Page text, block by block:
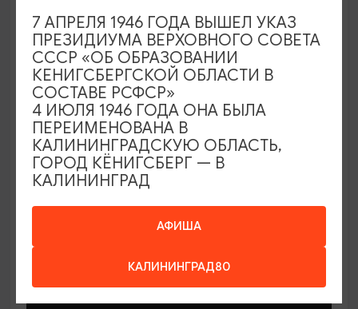
МАСТЕР-КЛАССЫ
Мастер-классы по керамике Елены
Бодяковой
Калининград, ул. Баранова, 45
АФИША
КАЛИНИНГРАД80
7 АПРЕЛЯ 1946 ГОДА ВЫШЕЛ УКАЗ
ПРЕЗИДИУМА ВЕРХОВНОГО СОВЕТА
СССР «ОБ ОБРАЗОВАНИИ
КЕНИГСБЕРГСКОЙ ОБЛАСТИ В
СОСТАВЕ РСФСР»
4 ИЮЛЯ 1946 ГОДА ОНА БЫЛА
ПЕРЕИМЕНОВАНА В
КАЛИНИНГРАДСКУЮ ОБЛАСТЬ,
ГОРОД КЁНИГСБЕРГ — В
КАЛИНИНГРАД